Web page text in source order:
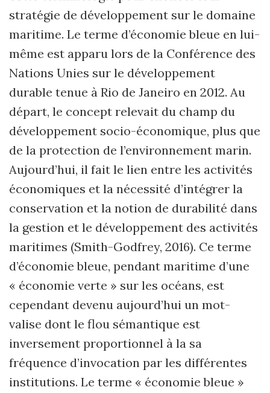
stratégie de développement sur le domaine
maritime. Le terme d’économie bleue en lui-
même est apparu lors de la Conférence des
Nations Unies sur le développement
durable tenue à Rio de Janeiro en 2012. Au
départ, le concept relevait du champ du
développement socio-économique, plus que
de la protection de l’environnement marin.
Aujourd’hui, il fait le lien entre les activités
économiques et la nécessité d’intégrer la
conservation et la notion de durabilité dans
la gestion et le développement des activités
maritimes (Smith-Godfrey, 2016). Ce terme
d’économie bleue, pendant maritime d’une
« économie verte » sur les océans, est
cependant devenu aujourd’hui un mot-
valise dont le flou sémantique est
inversement proportionnel à la sa
fréquence d’invocation par les différentes
institutions. Le terme « économie bleue »